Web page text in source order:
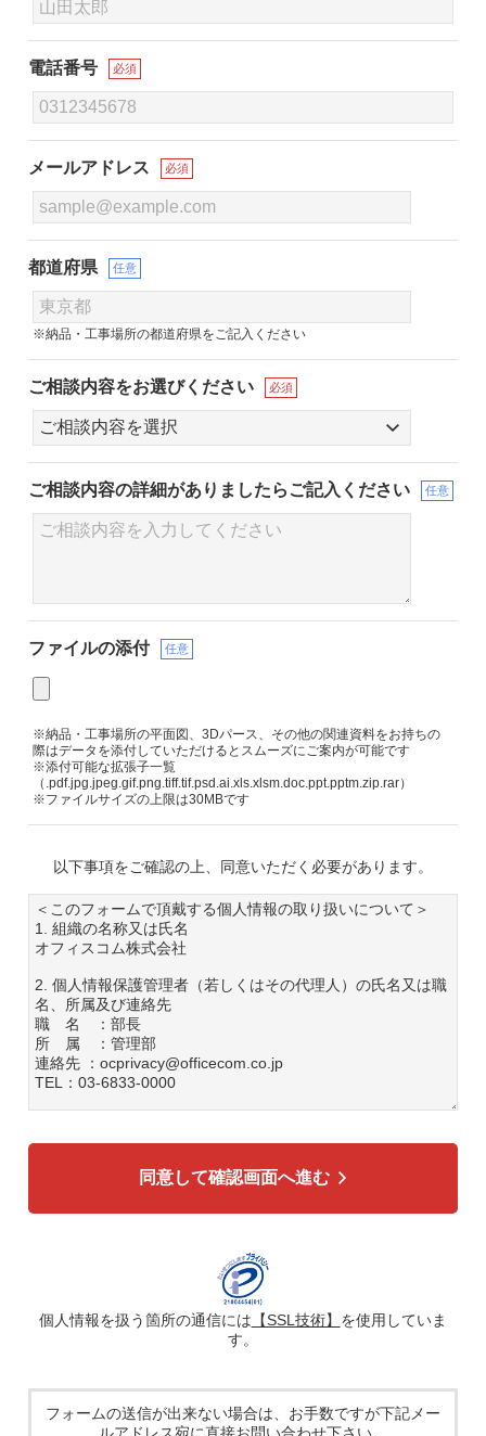
電話番号 必須
メールアドレス 必須
都道府県 任意
※納品・工事場所の都道府県をご記入ください
ご相談内容をお選びください 必須
ご相談内容の詳細がありましたらご記入ください 任意
ファイルの添付 任意
※納品・工事場所の平面図、3Dパース、その他の関連資料をお持ちの
際はデータを添付していただけるとスムーズにご案内が可能です
※添付可能な拡張子一覧
（.pdf.jpg.jpeg.gif.png.tiff.tif.psd.ai.xls.xlsm.doc.ppt.pptm.zip.rar）
※ファイルサイズの上限は30MBです
以下事項をご確認の上、同意いただく必要があります。
＜このフォームで頂戴する個人情報の取り扱いについて＞
1. 組織の名称又は氏名
オフィスコム株式会社
2. 個人情報保護管理者（若しくはその代理人）の氏名又は職
名、所属及び連絡先
職 名 ：部長
所 属 ：管理部
連絡先 ：ocprivacy@officecom.co.jp
TEL：03-6833-0000
広告配信の効率化、マーケティング活動などのために、氏
を、ハッシュ化などの適切なセキュリティ対策を施した上
で、広告配信サービス提供事業者に提供する場合がありま
す。提供した個人情報は、広告配信サービス提供事業者のプ
ライバシーポリシーに基づき取り扱われます。
5. 個人情報の取り扱い業務の委託
場合があります。その際、弊社は、個人情報を適切に保護で
きる管理体制を敷き実行していることを条件として委託先を
厳選したうえで、機密保持契約を委託先と締結し、お客様の
同意して確認画面へ進む
個人情報を扱う箇所の通信には 【SSL技術】 を使用していま
す。
フォームの送信が出来ない場合は、お手数ですが下記メー